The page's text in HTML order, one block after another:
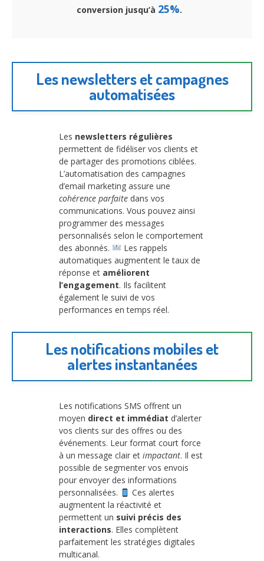
conversion jusqu’à 25%.
Les newsletters et campagnes
automatisées
Les newsletters régulières
permettent de fidéliser vos clients et
de partager des promotions ciblées.
L’automatisation des campagnes
d’email marketing assure une
cohérence parfaite dans vos
communications. Vous pouvez ainsi
programmer des messages
personnalisés selon le comportement
des abonnés.
Les rappels
automatiques augmentent le taux de
réponse et améliorent
l’engagement. Ils facilitent
également le suivi de vos
performances en temps réel.
Les notifications mobiles et
alertes instantanées
Les notifications SMS offrent un
moyen direct et immédiat d’alerter
vos clients sur des offres ou des
événements. Leur format court force
à un message clair et impactant. Il est
possible de segmenter vos envois
pour envoyer des informations
personnalisées.
Ces alertes
augmentent la réactivité et
permettent un suivi précis des
interactions. Elles complètent
parfaitement les stratégies digitales
multicanal.